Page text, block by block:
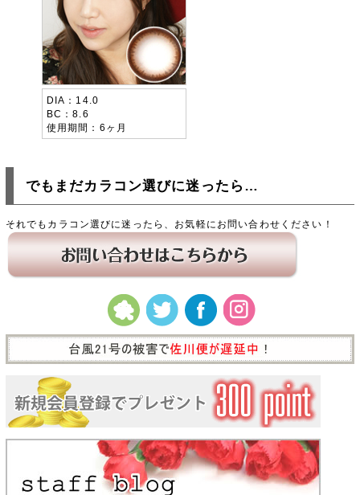
DIA
14.0
BC
8.6
使用期間
6ヶ月
でもまだカラコン選びに迷ったら…
それでもカラコン選びに迷ったら、お気軽にお問い合わせください！